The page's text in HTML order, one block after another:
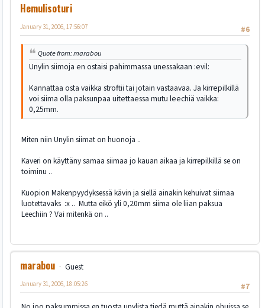
Hemulisoturi
#6
January 31, 2006, 17:56:07
Quote from: marabou
Unylin siimoja en ostaisi pahimmassa unessakaan :evil:
Kannattaa osta vaikka stroftii tai jotain vastaavaa. Ja kirrepilkillä
voi siima olla paksunpaa uitettaessa mutu leechiä vaikka:
0,25mm.
Miten niin Unylin siimat on huonoja ..
Kaveri on käyttäny samaa siimaa jo kauan aikaa ja kirrepilkillä se on
toiminu ..
Kuopion Makenpyydyksessä kävin ja siellä ainakin kehuivat siimaa
luotettavaks :x .. Mutta eikö yli 0,20mm siima ole liian paksua
Leechiin ? Vai mitenkä on ..
marabou
Guest
#7
January 31, 2006, 18:05:26